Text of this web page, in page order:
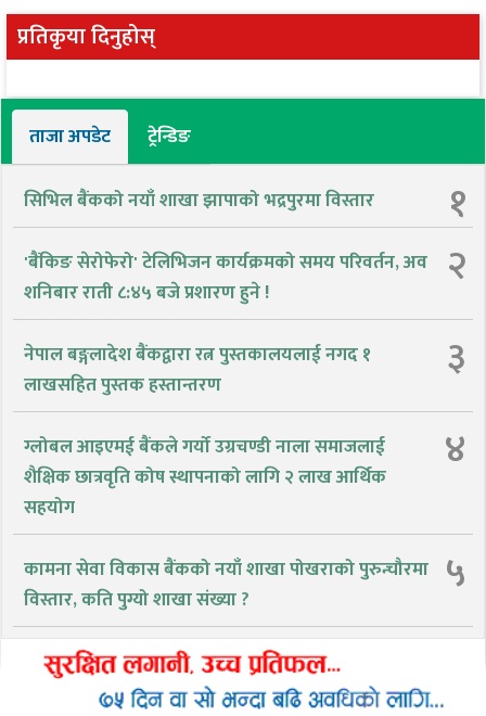
प्रतिकृया दिनुहोस्
ताजा अपडेट ट्रेन्डिङ
सिभिल बैंकको नयाँ शाखा झापाको भद्रपुरमा विस्तार १
'बैंकिङ सेरोफेरो' टेलिभिजन कार्यक्रमको समय परिवर्तन, अव
शनिबार राती ८:४५ बजे प्रशारण हुने !
२
नेपाल बङ्गलादेश बैंकद्वारा रत्न पुस्तकालयलाई नगद १
लाखसहित पुस्तक हस्तान्तरण
३
ग्लोबल आइएमई बैंकले गर्यो उग्रचण्डी नाला समाजलाई
शैक्षिक छात्रवृति कोष स्थापनाको लागि २ लाख आर्थिक
सहयोग
४
कामना सेवा विकास बैंकको नयाँ शाखा पोखराको पुरुन्चौरमा
विस्तार, कति पुग्यो शाखा संख्या ?
५